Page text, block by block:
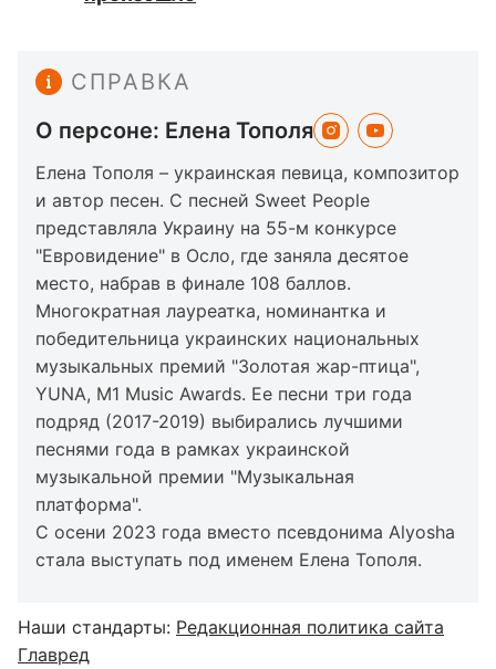
СПРАВКА
О персоне: Елена Тополя
Елена Тополя – украинская певица, композитор
и автор песен. С песней Sweet People
представляла Украину на 55-м конкурсе
"Евровидение" в Осло, где заняла десятое
место, набрав в финале 108 баллов.
Многократная лауреатка, номинантка и
победительница украинских национальных
музыкальных премий "Золотая жар-птица",
YUNA, M1 Music Awards. Ее песни три года
подряд (2017-2019) выбирались лучшими
песнями года в рамках украинской
музыкальной премии "Музыкальная
платформа".
С осени 2023 года вместо псевдонима Alyosha
стала выступать под именем Елена Тополя.
Наши стандарты: Редакционная политика сайта
Главред